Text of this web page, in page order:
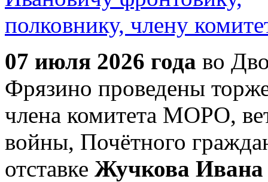
07 июля 2026 года во
Фрязино проведены
члена комитета МОРО,
войны, Почётного
отставке Жучкова